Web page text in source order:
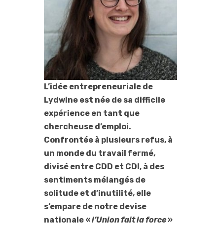
L’idée entrepreneuriale de
Lydwine est née de sa difficile
expérience en tant que
chercheuse d’emploi.
Confrontée à plusieurs refus, à
un monde du travail fermé,
divisé entre CDD et CDI, à des
sentiments mélangés de
solitude et d’inutilité, elle
s’empare de notre devise
nationale «l’Union fait la force»